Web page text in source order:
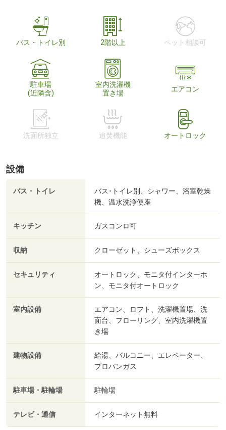
バス・トイレ別 2階以上 ペット相談可
駐車場
(近隣含)
室内洗濯機
置き場
エアコン
洗面所独立 追焚機能 オートロック
設備
バス・トイレ
バス･トイレ別、シャワー、浴室乾燥
機、温水洗浄便座
キッチン ガスコンロ可
収納 クローゼット、シューズボックス
セキュリティ
オートロック、モニタ付インターホ
ン、モニタ付オートロック
室内設備
エアコン、ロフト、洗濯機置場、洗
面台、フローリング、室内洗濯機置
き場
建物設備
給湯、バルコニー、エレベーター、
プロパンガス
駐車場・駐輪場 駐輪場
テレビ・通信 インターネット無料